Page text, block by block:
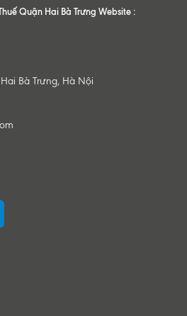
Quận Hai Bà Trưng Website :
Bà Trưng, Hà Nội